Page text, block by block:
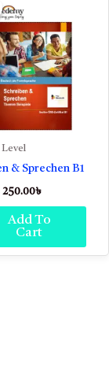
Level
& Sprechen B1
was:
250.00৳
250.00৳ .
Add To
Cart